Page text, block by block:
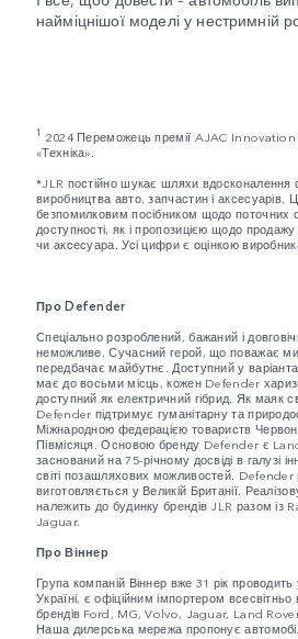
найміцнішої моделі у нестримній
1 2024 Переможець премії AJAC Innovation
«Техніка».
*JLR постійно шукає шляхи вдосконалення
виробництва авто, запчастин і аксесуарів.
безпомилковим посібником щодо поточних
доступності, як і пропозицією щодо
чи аксесуара. Усі цифри є оцінкою
Про Defender
Спеціально розроблений, бажаний і
неможливе. Сучасний герой, що поважає
передбачає майбутнє. Доступний у
має до восьми місць, кожен Defender
доступний як електричний гібрид. Як маяк
Defender підтримує гуманітарну та
Міжнародною федерацією товариств
Півмісяця. Основою бренду Defender є
заснований на 75-річному досвіді в галузі
світі позашляхових можливостей. Defender
виготовляється у Великій Британії.
належить до будинку брендів JLR разом із
Jaguar.
Про Віннер
Група компаній Віннер вже 31 рік проводить
Україні, є офіційним імпортером
брендів Ford, MG, Volvo, Jaguar, Land
Наша дилерська мережа пропонує